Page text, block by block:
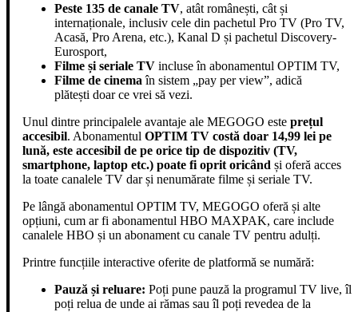
Peste 135 de canale TV, atât românești, cât și
internaționale, inclusiv cele din pachetul Pro TV (Pro TV,
Acasă, Pro Arena, etc.), Kanal D și pachetul Discovery-
Eurosport,
Filme și seriale TV incluse în abonamentul OPTIM TV,
Filme de cinemaîn sistem „pay per view”, adică
plătești doar ce vrei să vezi.
Unul dintre principalele avantaje ale MEGOGO este prețul
accesibil. Abonamentul OPTIM TV costă doar 14,99 lei pe
lună, este accesibil de pe orice tip de dispozitiv (TV,
smartphone, laptop etc.) poate fi oprit oricând și oferă acces
la toate canalele TV dar și nenumărate filme și seriale TV.
Pe lângă abonamentul OPTIM TV, MEGOGO oferă și alte
opțiuni, cum ar fi abonamentul HBO MAXPAK, care include
canalele HBO și un abonament cu canale TV pentru adulți.
Printre funcțiile interactive oferite de platformă se numără:
Pauză și reluare: Poți pune pauză la programul TV live, îl
poți relua de unde ai rămas sau îl poți revedea de la